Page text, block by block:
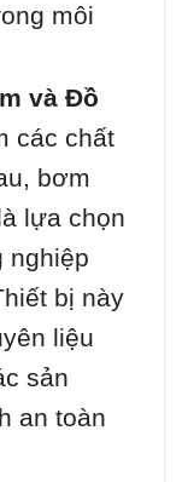
môi
và Đồ
các chất
bơm
lựa chọn
nghiệp
bị này
liệu
sản
an toàn